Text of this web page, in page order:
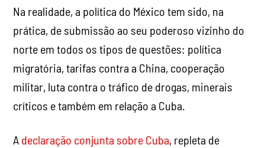
Na realidade, a política do México tem sido, na
prática, de submissão ao seu poderoso vizinho do
norte em todos os tipos de questões: política
migratória, tarifas contra a China, cooperação
militar, luta contra o tráfico de drogas, minerais
críticos e também em relação a Cuba.
A declaração conjunta sobre Cuba, repleta de